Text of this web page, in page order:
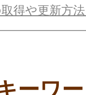
得や更新方
ーワ